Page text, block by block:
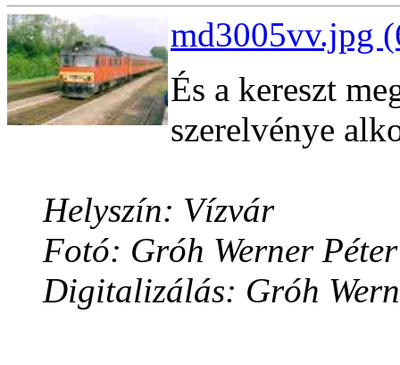
md3005vv.jpg
És a kereszt
szerelvénye
Helyszín: Vízvár
Fotó: Gróh Werner Péter
Digitalizálás: Gróh